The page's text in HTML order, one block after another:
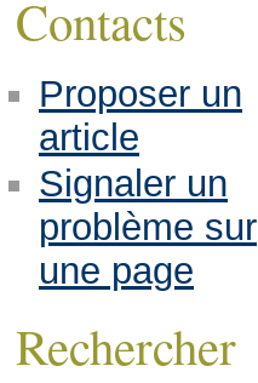
Contacts
Proposer un
article
Signaler un
problème sur
une page
Rechercher